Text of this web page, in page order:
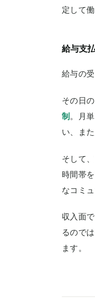
定して
給与支
給与の
その日
制 。月
い、ま
そして
時間帯
なコミ
収入面
るので
ます。